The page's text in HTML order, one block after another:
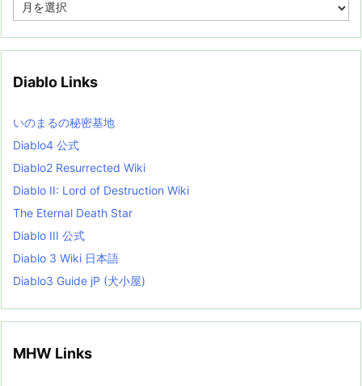
e
i
s
t
Diablo Links
いのまるの秘密基地
Diablo4 公式
Diablo2 Resurrected Wiki
Diablo II: Lord of Destruction Wiki
The Eternal Death Star
Diablo III 公式
Diablo 3 Wiki 日本語
Diablo3 Guide jP (犬小屋)
MHW Links